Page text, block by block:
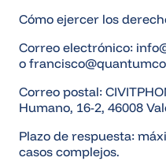
Cómo ejercer los
Correo electrónico:
o francisco
Correo postal:
Humano, 16-2, 46008
Plazo de respuesta:
casos complejos.